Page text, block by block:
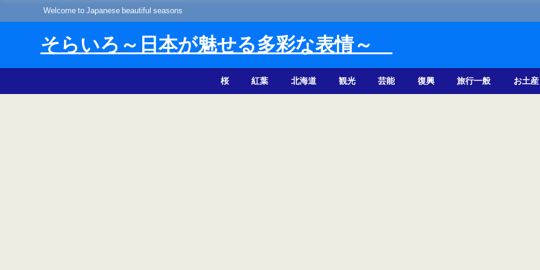
Welcome to Japanese beautiful seasons
そらいろ～日本が魅せる多彩な表情～
桜 紅葉 北海道 観光 芸能 復興 旅行一般 お土